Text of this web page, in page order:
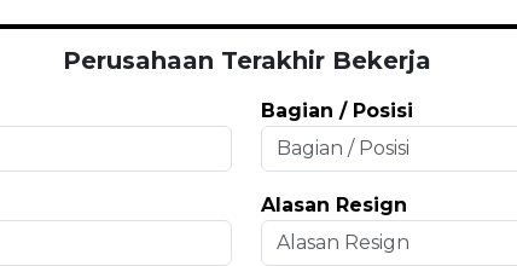
Perusahaan Terakhir Bekerja
Bagian / Posisi
Alasan Resign